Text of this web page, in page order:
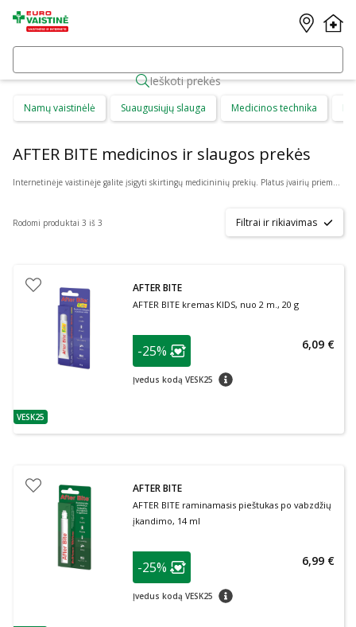
Ieškoti prekės
Namų vaistinėlė Suaugusiųjų slauga Medicinos technika
AFTER BITE medicinos ir slaugos prekės
Internetinėje vaistinėje galite įsigyti skirtingų medicininių prekių. Platus įvairių priemonių ir technikos pasirinkimas leis visiems pirkėjams lengviau rasti tai, ko jie ieško. Šioje prekių kategorijoje yra daugybė skirtingų medicinos priemonių ir priedų, pradedant specialiais kremais ir pleistrais, baigiant kapsulėmis ar drėkinančiais akių lašais. Jeigu jums sunku apsispręsti, kurie produktai būtų geriausias ar tinkamiausias pasirinkimas, mūsų konsultantai gali jums patarti nuotoliniu būdu: internetu aktyviame pokalbio lange, el. paštu ar telefonu.
Rodomi produktai 3 iš 3 Filtrai ir rikiavimas
patarimas
VESK25
AFTER BITE
AFTER BITE kremas KIDS, nuo 2 m., 20 g
patarimas
Lojalumo klubo narių nuolaida
-25%
Įvedus kodą VESK25 patarimas
6,09 €
AFTER BITE
AFTER BITE raminamasis pieštukas po vabzdžių
įkandimo, 14 ml
patarimas
Lojalumo klubo narių nuolaida
-25%
Įvedus kodą VESK25 patarimas
6,99 €